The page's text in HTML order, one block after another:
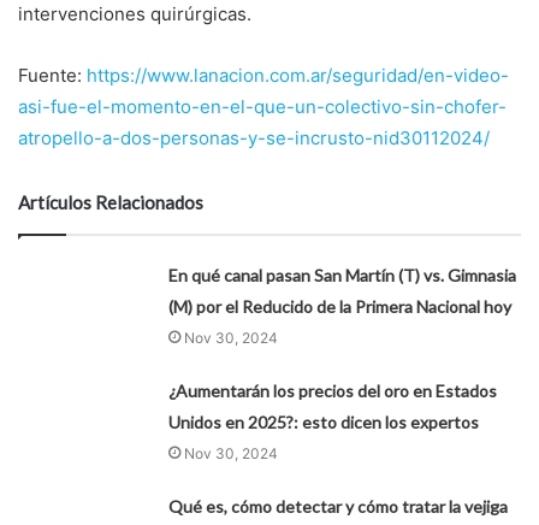
intervenciones quirúrgicas.
Fuente: https://www.lanacion.com.ar/seguridad/en-video-
asi-fue-el-momento-en-el-que-un-colectivo-sin-chofer-
atropello-a-dos-personas-y-se-incrusto-nid30112024/
Artículos Relacionados
En qué canal pasan San Martín (T) vs. Gimnasia
(M) por el Reducido de la Primera Nacional hoy
Nov 30, 2024
¿Aumentarán los precios del oro en Estados
Unidos en 2025?: esto dicen los expertos
Nov 30, 2024
Qué es, cómo detectar y cómo tratar la vejiga